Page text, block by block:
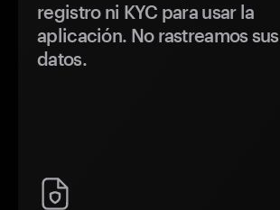
registro ni KYC para usar la
aplicación. No rastreamos sus
datos.